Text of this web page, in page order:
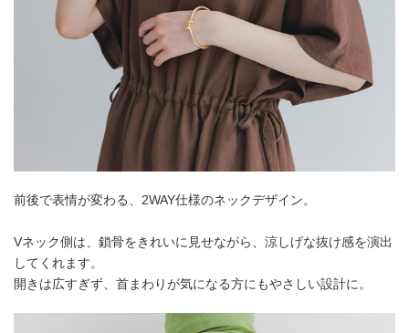
前後で表情が変わる、2WAY仕様のネックデザイン。
Vネック側は、鎖骨をきれいに見せながら、涼しげな抜け感を演出
してくれます。
開きは広すぎず、首まわりが気になる方にもやさしい設計に。